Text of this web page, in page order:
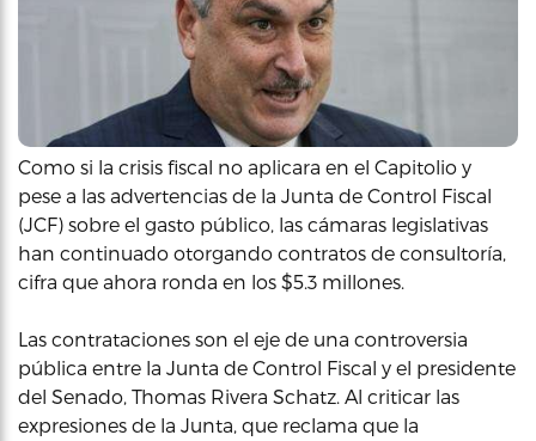
Como si la crisis fiscal no aplicara en el Capitolio y
pese a las advertencias de la Junta de Control Fiscal
(JCF) sobre el gasto público, las cámaras legislativas
han continuado otorgando contratos de consultoría,
cifra que ahora ronda en los $5.3 millones.
Las contrataciones son el eje de una controversia
pública entre la Junta de Control Fiscal y el presidente
del Senado, Thomas Rivera Schatz. Al criticar las
expresiones de la Junta, que reclama que la